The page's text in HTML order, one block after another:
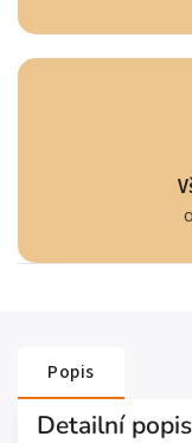
Popis
Detailní